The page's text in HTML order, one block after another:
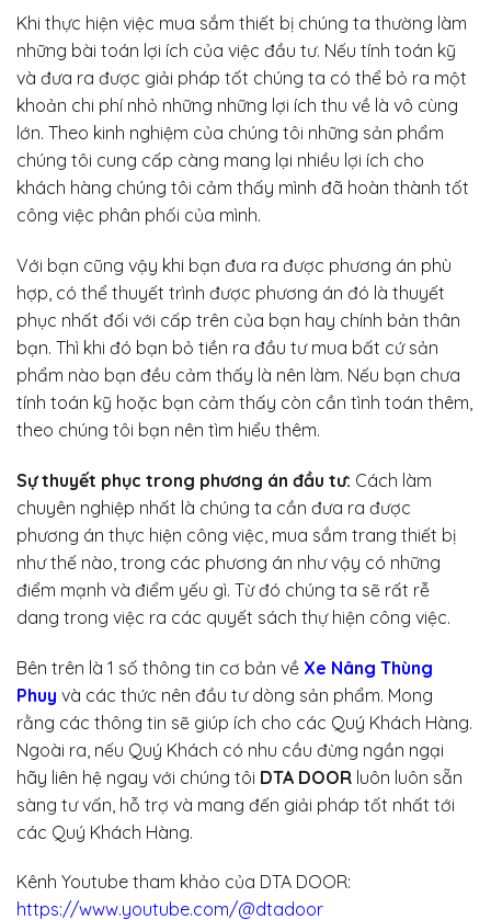
Khi thực hiện việc mua sắm thiết bị chúng ta thường làm
những bài toán lợi ích của việc đầu tư. Nếu tính toán kỹ
và đưa ra được giải pháp tốt chúng ta có thể bỏ ra một
khoản chi phí nhỏ những những lợi ích thu về là vô cùng
lớn. Theo kinh nghiệm của chúng tôi những sản phẩm
chúng tôi cung cấp càng mang lại nhiều lợi ích cho
khách hàng chúng tôi cảm thấy mình đã hoàn thành tốt
công việc phân phối của mình.
Với bạn cũng vậy khi bạn đưa ra được phương án phù
hợp, có thể thuyết trình được phương án đó là thuyết
phục nhất đối với cấp trên của bạn hay chính bản thân
bạn. Thì khi đó bạn bỏ tiền ra đầu tư mua bất cứ sản
phẩm nào bạn đều cảm thấy là nên làm. Nếu bạn chưa
tính toán kỹ hoặc bạn cảm thấy còn cần tình toán thêm,
theo chúng tôi bạn nên tìm hiểu thêm.
Sự thuyết phục trong phương án đầu tư: Cách làm
chuyên nghiệp nhất là chúng ta cần đưa ra được
phương án thực hiện công việc, mua sắm trang thiết bị
như thế nào, trong các phương án như vậy có những
điểm mạnh và điểm yếu gì. Từ đó chúng ta sẽ rất rễ
dang trong việc ra các quyết sách thự hiện công việc.
Bên trên là 1 số thông tin cơ bản về Xe Nâng Thùng
Phuy và các thức nên đầu tư dòng sản phẩm. Mong
rằng các thông tin sẽ giúp ích cho các Quý Khách Hàng.
Ngoài ra, nếu Quý Khách có nhu cầu đừng ngần ngại
hãy liên hệ ngay với chúng tôi DTA DOOR luôn luôn sẵn
sàng tư vấn, hỗ trợ và mang đến giải pháp tốt nhất tới
các Quý Khách Hàng.
Kênh Youtube tham khảo của DTA DOOR:
https://www.youtube.com/@dtadoor